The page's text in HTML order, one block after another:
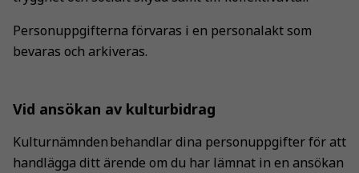
Personuppgifterna förvaras i en personalakt som
bevaras och arkiveras.
Vid ansökan av kulturbidrag
Kulturnämnden behandlar dina personuppgifter för att
handlägga ditt ärende om du har lämnat in en ansökan